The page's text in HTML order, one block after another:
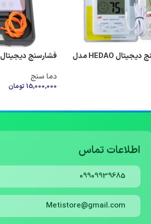
دماسنج و رطوبت‌سنج دیجیتال HEDAO مدل
فشارسنج دیجیتال AZ مدل 82100
دما سنج
15,000,000 تومان
اطلاعات تماس
09909939685
Metistore@gmail.com